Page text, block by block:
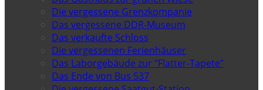
Die vergessene Grenzkompanie
Das vergessene DDR-Museum
Das verkaufte Schloss
Die vergessenen Ferienhäuser
Das Laborgebäude zur “Flatter-Tapete”
Das Ende von Bus 537